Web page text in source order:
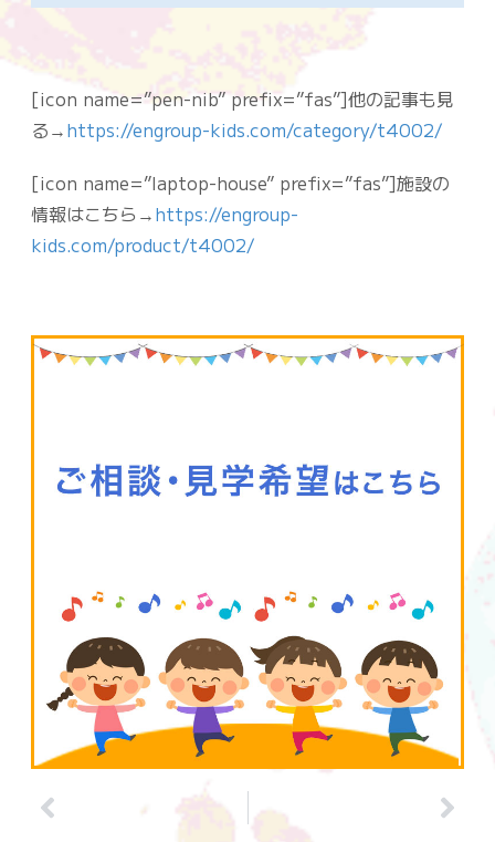
[icon name=”pen-nib” prefix=”fas”]他の記事も見
る→https://engroup-kids.com/category/t4002/
[icon name=”laptop-house” prefix=”fas”]施設の
情報はこちら→https://engroup-
kids.com/product/t4002/